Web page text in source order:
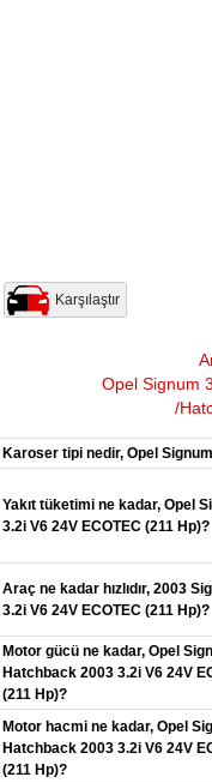
Karşılaştır
Opel Signum
/
Karoser tipi nedir, Opel
Yakıt tüketimi ne kadar, Opel
3.2i V6 24V ECOTEC (211 Hp)?
Araç ne kadar hızlıdır, 2003
3.2i V6 24V ECOTEC (211 Hp)?
Motor gücü ne kadar, Opel
Hatchback 2003 3.2i V6 24V
(211 Hp)?
Motor hacmi ne kadar, Opel
Hatchback 2003 3.2i V6 24V
(211 Hp)?